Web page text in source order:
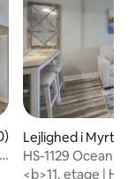
5 i gennemsnitlig
Lejlighed i Myrtle
HS-1129 Ocean
Lazy River
<b>11. etage |